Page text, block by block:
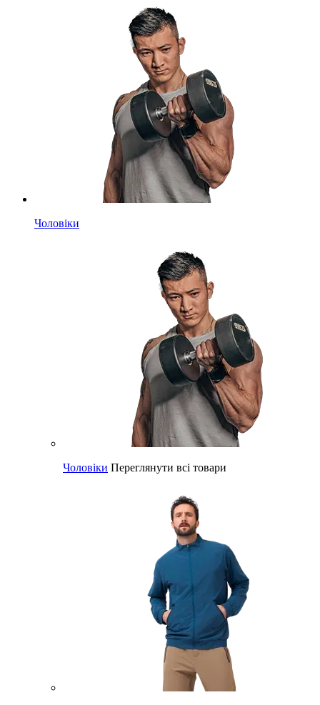
Чоловіки
Чоловіки Переглянути всі товари